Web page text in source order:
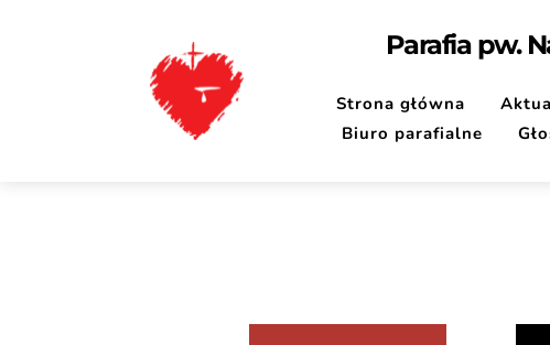
Parafia pw.
Strona główna
Biuro parafialne